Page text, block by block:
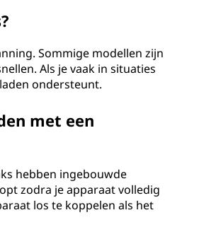
Sommige modellen zijn
Als je vaak in situaties
ondersteunt.
met een
hebben ingebouwde
zodra je apparaat volledig
los te koppelen als het